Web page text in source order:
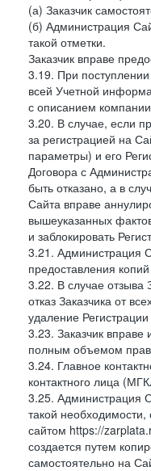
(а) Заказчик
(б) Администрация
такой отметки.
Заказчик вправе
3.19. При
всей Учетной
с описанием
3.20. В случае, если
за регистрацией на
параметры) и его
Договора с
быть отказано, а в
Сайта вправе
вышеуказанных
и заблокировать
3.21. Администрация
предоставления
3.22. В случае отзыва
отказ Заказчика от
удаление
3.23. Заказчик вправе
полным объемом прав
3.24. Главное
контактного лица
3.25. Администрация
такой
сайтом https://
создается путем
самостоятельно на